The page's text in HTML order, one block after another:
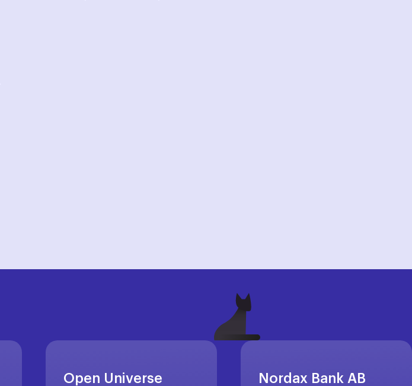
Open Universe Nordax Bank AB